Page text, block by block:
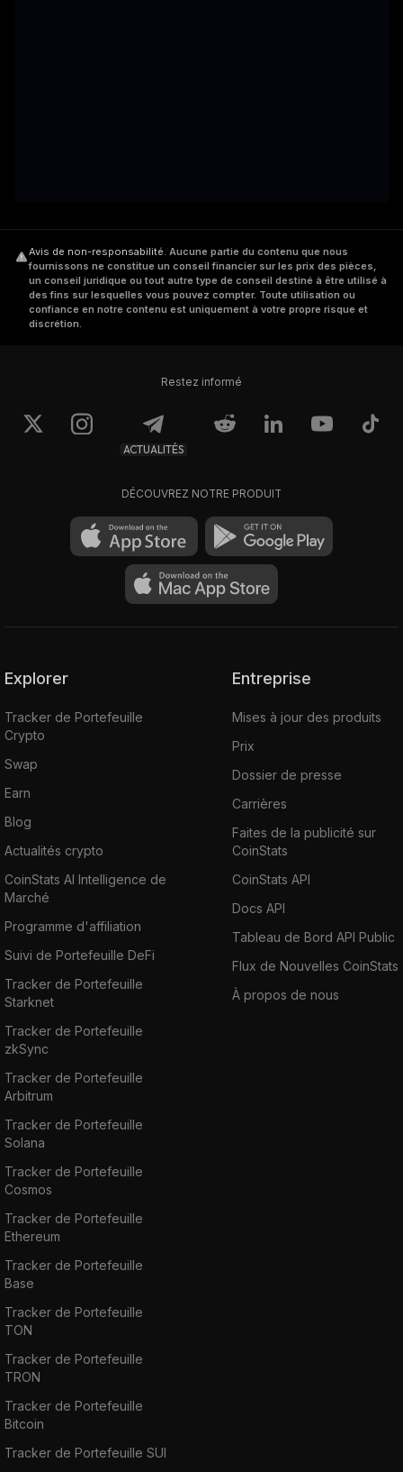
Avis de non-responsabilité. Aucune partie du contenu que nous
fournissons ne constitue un conseil financier sur les prix des pièces,
un conseil juridique ou tout autre type de conseil destiné à être utilisé à
des fins sur lesquelles vous pouvez compter. Toute utilisation ou
confiance en notre contenu est uniquement à votre propre risque et
discrétion.
Restez informé
ACTUALITÉS
DÉCOUVREZ NOTRE PRODUIT
Explorer
Tracker de Portefeuille
Crypto
Swap
Earn
Blog
Actualités crypto
CoinStats AI Intelligence de
Marché
Programme d'affiliation
Suivi de Portefeuille DeFi
Tracker de Portefeuille
Starknet
Tracker de Portefeuille
zkSync
Tracker de Portefeuille
Arbitrum
Tracker de Portefeuille
Solana
Tracker de Portefeuille
Cosmos
Tracker de Portefeuille
Ethereum
Tracker de Portefeuille
Base
Tracker de Portefeuille
TON
Tracker de Portefeuille
TRON
Tracker de Portefeuille
Bitcoin
Tracker de Portefeuille SUI
Entreprise
Mises à jour des produits
Prix
Dossier de presse
Carrières
Faites de la publicité sur
CoinStats
CoinStats API
Docs API
Tableau de Bord API Public
Flux de Nouvelles CoinStats
À propos de nous